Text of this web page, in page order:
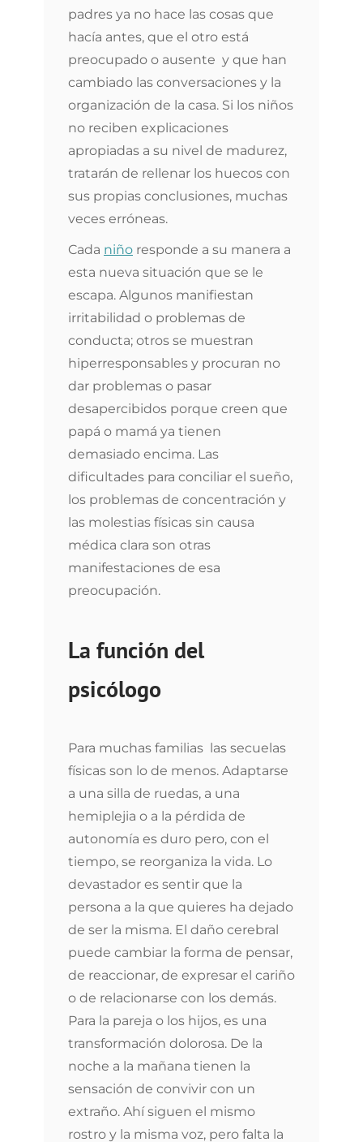
padres ya no hace las cosas que
hacía antes, que el otro está
preocupado o ausente y que han
cambiado las conversaciones y la
organización de la casa. Si los niños
no reciben explicaciones
apropiadas a su nivel de madurez,
tratarán de rellenar los huecos con
sus propias conclusiones, muchas
veces erróneas.
Cada niño responde a su manera a
esta nueva situación que se le
escapa. Algunos manifiestan
irritabilidad o problemas de
conducta; otros se muestran
hiperresponsables y procuran no
dar problemas o pasar
desapercibidos porque creen que
papá o mamá ya tienen
demasiado encima. Las
dificultades para conciliar el sueño,
los problemas de concentración y
las molestias físicas sin causa
médica clara son otras
manifestaciones de esa
preocupación.
La función del
psicólogo
Para muchas familias las secuelas
físicas son lo de menos. Adaptarse
a una silla de ruedas, a una
hemiplejia o a la pérdida de
autonomía es duro pero, con el
tiempo, se reorganiza la vida. Lo
devastador es sentir que la
persona a la que quieres ha dejado
de ser la misma. El daño cerebral
puede cambiar la forma de pensar,
de reaccionar, de expresar el cariño
o de relacionarse con los demás.
Para la pareja o los hijos, es una
transformación dolorosa. De la
noche a la mañana tienen la
sensación de convivir con un
extraño. Ahí siguen el mismo
rostro y la misma voz, pero falta la